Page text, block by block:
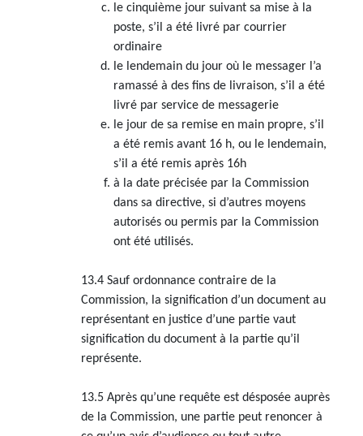
le cinquième jour suivant sa mise à la
poste, s’il a été livré par courrier
ordinaire
le lendemain du jour où le messager l’a
ramassé à des fins de livraison, s’il a été
livré par service de messagerie
le jour de sa remise en main propre, s’il
a été remis avant 16 h, ou le lendemain,
s’il a été remis après 16h
à la date précisée par la Commission
dans sa directive, si d’autres moyens
autorisés ou permis par la Commission
ont été utilisés.
13.4 Sauf ordonnance contraire de la
Commission, la signification d’un document au
représentant en justice d’une partie vaut
signification du document à la partie qu’il
représente.
13.5 Après qu’une requête est désposée auprès
de la Commission, une partie peut renoncer à